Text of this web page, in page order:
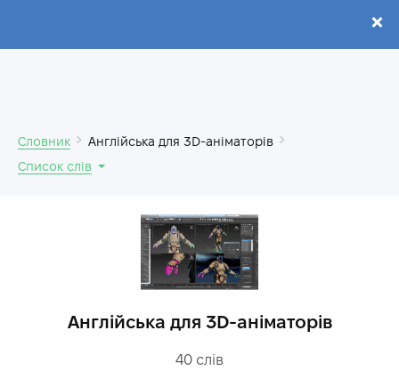
Словник
Англійська для 3D-аніматорів
Список слів
Англійська для 3D-аніматорів
40 слів